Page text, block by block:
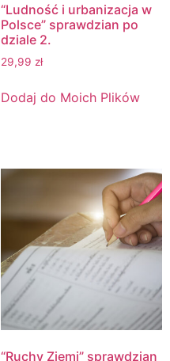
“Ludność i urbanizacja w
Polsce” sprawdzian po
dziale 2.
29,99 zł
Dodaj do Moich Plików
“Ruchy Ziemi” sprawdzian